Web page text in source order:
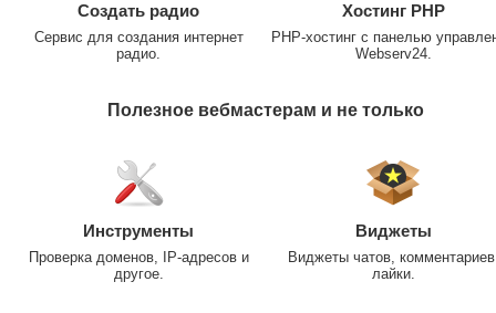
Создать радио
Сервис для создания интернет
радио.
Хостинг PHP
PHP-хостинг с панелью
Webserv24.
Полезное вебмастерам и не только
Инструменты
Проверка доменов, IP-адресов и
другое.
Виджеты
Виджеты чатов,
лайки.